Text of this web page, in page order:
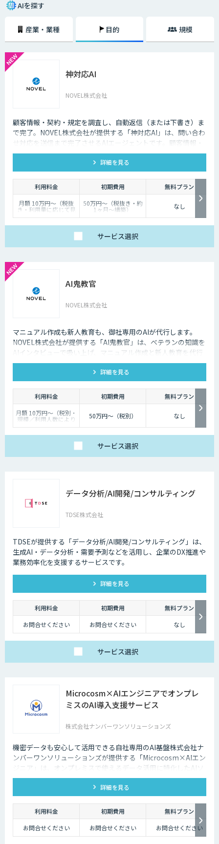
AIを探す
産業・業種 目的 規模
神対応AI
NOVEL株式会社
顧客情報・契約・規定を調査し、自動返信（または下書き）ま
で完了。NOVEL株式会社が提供する「神対応AI」は、問い合わ
せ対応を送信まで完了させるAIエージェントです。顧客情報・
契約・規定を突き合わせて回答を数十秒で作成し、自動送信か
下書き止めかを選べます。
詳細を見る
利用料金 初期費用
無料プラン
月額 10万円〜（税抜
き・利用量に応じて見
積り）
50万円〜（税抜き・約
1ヶ月〜構築） なし
サービス選択
AI鬼教官
NOVEL株式会社
マニュアル作成も新人教育も、御社専用のAIが代行します。
NOVEL株式会社が提供する「AI鬼教官」は、ベテランの知識を
AIインタビューで吸い上げ、マニュアル作成と新人教育を代行
するAI教育係です。24時間・出典つきで新人の質問に答えま
詳細を見る
利用料金 初期費用
無料プラン
月額 10万円〜（税別・
規模／利用人数により
個別見積）
50万円〜（税別） なし
サービス選択
データ分析/AI開発/コンサルティング
TDSE株式会社
TDSEが提供する「データ分析/AI開発/コンサルティング」は、
生成AI・データ分析・需要予測などを活用し、企業のDX推進や
業務効率化を支援するサービスです。
詳細を見る
利用料金 初期費用
無料プラン
お問合せください
お問合せください なし
サービス選択
Microcosm×AIエンジニアでオンプレ
ミスのAI導入支援サービス
株式会社ナンバーワンソリューションズ
機密データも安心して活用できる自社専用のAI基盤株式会社ナ
ンバーワンソリューションズが提供する「Microcosm×AIエン
ジニア」は、オンプレミスで使えるデータ活用に特化したAIソ
リューションをAIエンジニアが貴社の課題に合わせてカスタマ
イズするサービスです。社内に眠るデータを「会社の資産」と
して生まれ変わらせることができます。
詳細を見る
利用料金 初期費用
無料プラン
お問合せください
お問合せください お問合せください